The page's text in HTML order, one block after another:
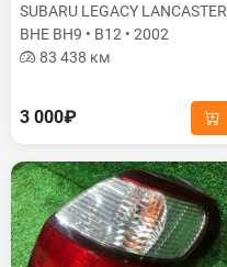
SUBARU LEGACY LANCASTER
BHE BH9 • B12 • 2002
83 438 км
3 000₽